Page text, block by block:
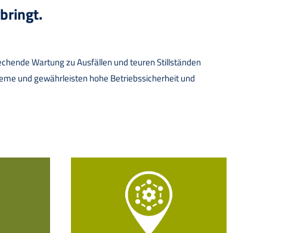
Wartung zu Ausfällen und teuren Stillständen
und gewährleisten hohe Betriebssicherheit und